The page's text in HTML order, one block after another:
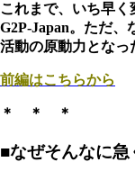
これまで、いち早
G2P-Japan。ただ
活動の原動力となっ
前編はこちらから
＊ ＊ ＊
■なぜそんなに急